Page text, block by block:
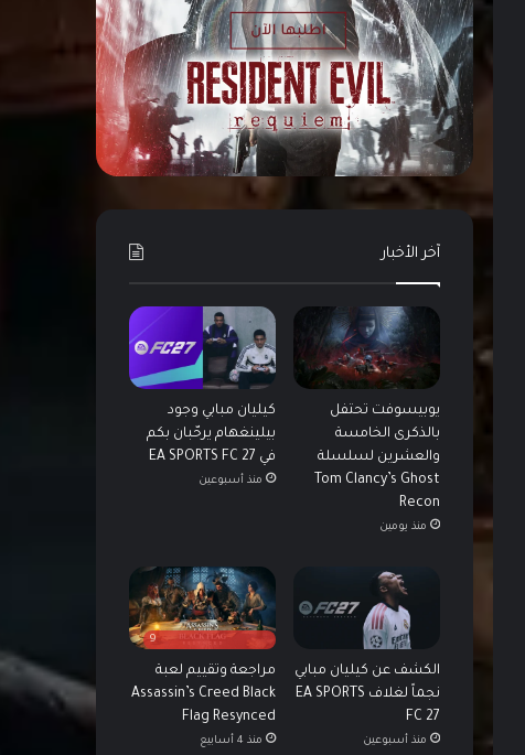
آخر الأخبار
يوبيسوفت تحتفل
بالذكرى الخامسة
والعشرين لسلسلة
Tom Clancy’s Ghost
Recon
منذ يومين
كيليان مبابي وجود
بيلينغهام يرحّبان بكم
في EA SPORTS FC 27
منذ أسبوعين
الكشف عن كيليان مبابي
نجماً لغلاف EA SPORTS
FC 27
منذ أسبوعين
9
مراجعة وتقييم لعبة
Assassin’s Creed Black
Flag Resynced
منذ 4 أسابيع